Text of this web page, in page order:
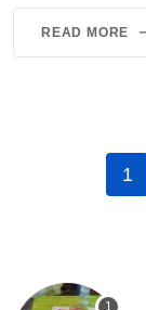
READ MORE
1